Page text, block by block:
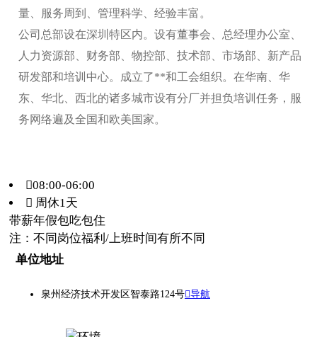
量、服务周到、管理科学、经验丰富。
公司总部设在深圳特区内。设有董事会、总经理办公室、
人力资源部、财务部、物控部、技术部、市场部、新产品
研发部和培训中心。成立了**和工会组织。在华南、华
东、华北、西北的诸多城市设有分厂并担负培训任务，服
务网络遍及全国和欧美国家。
08:00-06:00
 周休1天
带薪年假包吃包住
注：不同岗位福利/上班时间有所不同
单位地址
泉州经济技术开发区智泰路124号导航